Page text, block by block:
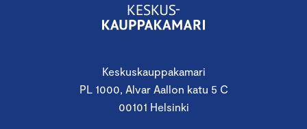
Keskuskauppakamari
PL 1000, Alvar Aallon katu 5 C
00101 Helsinki